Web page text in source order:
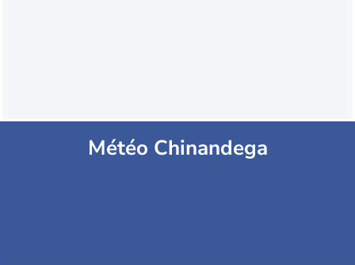
Météo Chinandega